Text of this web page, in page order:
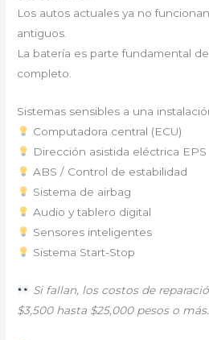
Los autos actuales ya no
antiguos.
La batería es parte fundamental
completo.
Sistemas sensibles a una
Computadora central (ECU)
Dirección asistida eléctrica EPS
ABS / Control de estabilidad
Sistema de airbag
Audio y tablero digital
Sensores inteligentes
Sistema Start-Stop
Si fallan, los costos de
$3,500 hasta $25,000 pesos o más.